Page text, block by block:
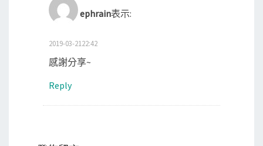
ephrain表示:
2019-03-2122:42
感謝分享~
Reply